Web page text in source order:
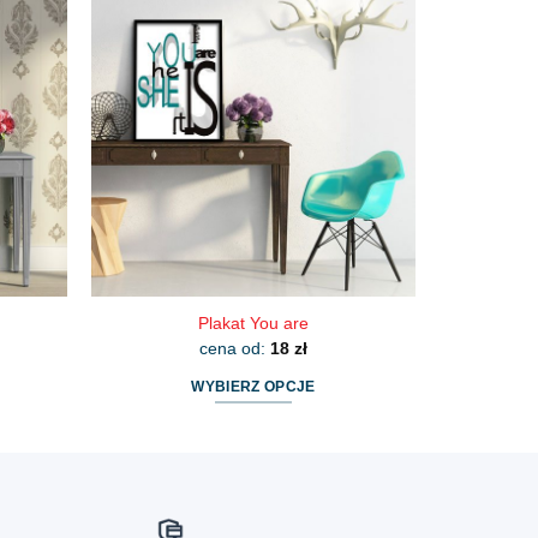
wiele
wariantów.
można
wybrać
stronie
produktu
Plakat You are
cena od: 18 zł
WYBIERZ OPCJE